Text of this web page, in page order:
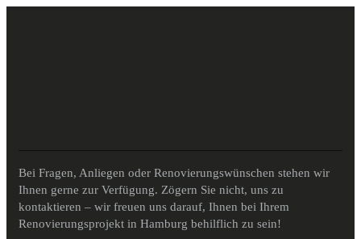
Bei Fragen, Anliegen oder Renovierungswünschen stehen wir
Ihnen gerne zur Verfügung. Zögern Sie nicht, uns zu
kontaktieren – wir freuen uns darauf, Ihnen bei Ihrem
Renovierungsprojekt in Hamburg behilflich zu sein!